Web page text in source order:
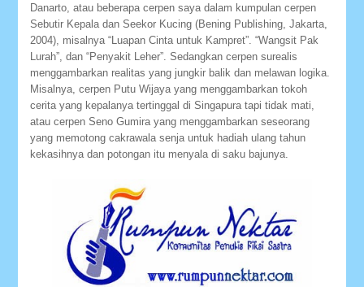
Danarto, atau beberapa cerpen saya dalam kumpulan cerpen
Sebutir Kepala dan Seekor Kucing (Bening Publishing, Jakarta,
2004), misalnya “Luapan Cinta untuk Kampret”. “Wangsit Pak
Lurah”, dan “Penyakit Leher”. Sedangkan cerpen surealis
menggambarkan realitas yang jungkir balik dan melawan logika.
Misalnya, cerpen Putu Wijaya yang menggambarkan tokoh
cerita yang kepalanya tertinggal di Singapura tapi tidak mati,
atau cerpen Seno Gumira yang menggambarkan seseorang
yang memotong cakrawala senja untuk hadiah ulang tahun
kekasihnya dan potongan itu menyala di saku bajunya.